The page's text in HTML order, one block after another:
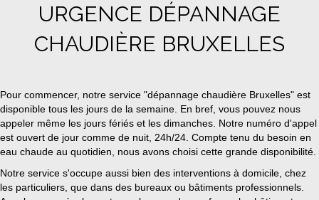
URGENCE DÉPANNAGE
CHAUDIÈRE BRUXELLES
Pour commencer, notre service "dépannage chaudière Bruxelles" est
disponible tous les jours de la semaine. En bref, vous pouvez nous
appeler même les jours fériés et les dimanches. Notre numéro d'appel
est ouvert de jour comme de nuit, 24h/24. Compte tenu du besoin en
eau chaude au quotidien, nous avons choisi cette grande disponibilité.
Notre service s'occupe aussi bien des interventions à domicile, chez
les particuliers, que dans des bureaux ou bâtiments professionnels.